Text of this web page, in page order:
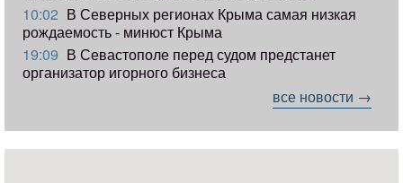
10:02 В Северных регионах Крыма самая низкая
рождаемость - минюст Крыма
19:09 В Севастополе перед судом предстанет
организатор игорного бизнеса
все новости →